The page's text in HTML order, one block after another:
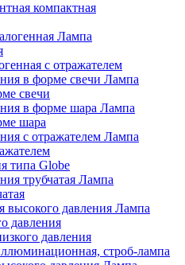
компактная
Лампа
с отражателем
Лампа
свечи
Лампа
шара
Лампа
типа Globe
Лампа
Лампа
давления
давления
строб-лампа